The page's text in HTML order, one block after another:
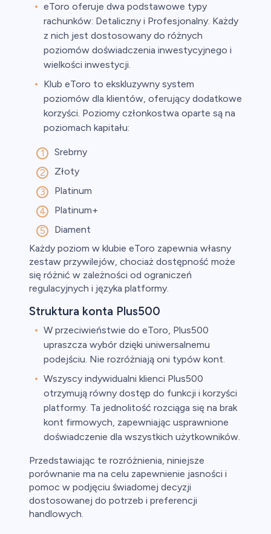
eToro oferuje dwa podstawowe typy
rachunków: Detaliczny i Profesjonalny. Każdy
z nich jest dostosowany do różnych
poziomów doświadczenia inwestycyjnego i
wielkości inwestycji.
Klub eToro to ekskluzywny system
poziomów dla klientów, oferujący dodatkowe
korzyści. Poziomy członkostwa oparte są na
poziomach kapitału:
Srebrny
Złoty
Platinum
Platinum+
Diament
Każdy poziom w klubie eToro zapewnia własny
zestaw przywilejów, chociaż dostępność może
się różnić w zależności od ograniczeń
regulacyjnych i języka platformy.
Struktura konta Plus500
W przeciwieństwie do eToro, Plus500
upraszcza wybór dzięki uniwersalnemu
podejściu. Nie rozróżniają oni typów kont.
Wszyscy indywidualni klienci Plus500
otrzymują równy dostęp do funkcji i korzyści
platformy. Ta jednolitość rozciąga się na brak
kont firmowych, zapewniając usprawnione
doświadczenie dla wszystkich użytkowników.
Przedstawiając te rozróżnienia, niniejsze
porównanie ma na celu zapewnienie jasności i
pomoc w podjęciu świadomej decyzji
dostosowanej do potrzeb i preferencji
handlowych.